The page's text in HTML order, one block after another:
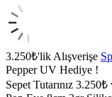
3.250₺'lik Alışverişe
Pepper UV Hediye !
Sepet Tutarınız